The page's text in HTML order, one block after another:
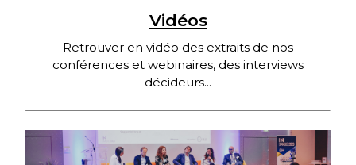
Vidéos
Retrouver en vidéo des extraits de nos
conférences et webinaires, des interviews
décideurs...